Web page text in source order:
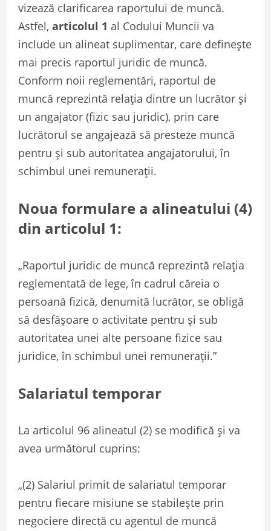
vizează clarificarea raportului de muncă.
Astfel, articolul 1 al Codului Muncii va
include un alineat suplimentar, care definește
mai precis raportul juridic de muncă.
Conform noii reglementări, raportul de
muncă reprezintă relația dintre un lucrător și
un angajator (fizic sau juridic), prin care
lucrătorul se angajează să presteze muncă
pentru și sub autoritatea angajatorului, în
schimbul unei remunerații.
Noua formulare a alineatului (4)
din articolul 1:
„Raportul juridic de muncă reprezintă relația
reglementată de lege, în cadrul căreia o
persoană fizică, denumită lucrător, se obligă
să desfășoare o activitate pentru și sub
autoritatea unei alte persoane fizice sau
juridice, în schimbul unei remunerații.”
Salariatul temporar
La articolul 96 alineatul (2) se modifică și va
avea următorul cuprins:
„(2) Salariul primit de salariatul temporar
pentru fiecare misiune se stabilește prin
negociere directă cu agentul de muncă